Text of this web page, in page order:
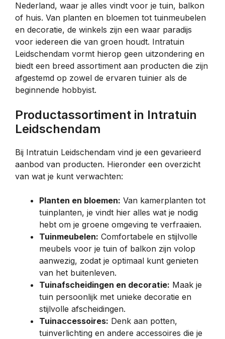
Nederland, waar je alles vindt voor je tuin, balkon
of huis. Van planten en bloemen tot tuinmeubelen
en decoratie, de winkels zijn een waar paradijs
voor iedereen die van groen houdt. Intratuin
Leidschendam vormt hierop geen uitzondering en
biedt een breed assortiment aan producten die zijn
afgestemd op zowel de ervaren tuinier als de
beginnende hobbyist.
Productassortiment in Intratuin
Leidschendam
Bij Intratuin Leidschendam vind je een gevarieerd
aanbod van producten. Hieronder een overzicht
van wat je kunt verwachten:
Planten en bloemen: Van kamerplanten tot
tuinplanten, je vindt hier alles wat je nodig
hebt om je groene omgeving te verfraaien.
Tuinmeubelen: Comfortabele en stijlvolle
meubels voor je tuin of balkon zijn volop
aanwezig, zodat je optimaal kunt genieten
van het buitenleven.
Tuinafscheidingen en decoratie: Maak je
tuin persoonlijk met unieke decoratie en
stijlvolle afscheidingen.
Tuinaccessoires: Denk aan potten,
tuinverlichting en andere accessoires die je